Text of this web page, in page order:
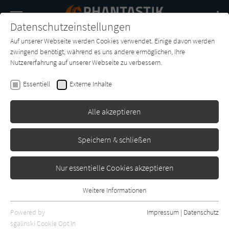
SUCHE
Buch-
Entdecker
Forum Charts
Craig Shaw Gardner
Zurück in die Zukunft II
Erschienen: Januar 1998
Datenschutzeinstellungen
Auf unserer Webseite werden Cookies verwendet. Einige davon werden
zwingend benötigt, während es uns andere ermöglichen, Ihre
Nutzererfahrung auf unserer Webseite zu verbessern.
Essentiell Externe Inhalte
Alle akzeptieren
Speichern & schließen
Nur essentielle Cookies akzeptieren
Essentielle Cookies werden für grundlegende Funktionen der
Webseite benötigt. Dadurch ist gewährleistet, dass die Webseite
Weitere Informationen
Powered by
sgalinski Cookie Opt In
Impressum | Datenschutz